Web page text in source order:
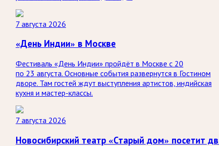
7 августа 2026
«День Индии» в Москве
Фестиваль «День Индии» пройдёт в Москве с 20
по 23 августа. Основные события развернутся в Гостином
дворе. Там гостей ждут выступления артистов, индийская
кухня и мастер-классы.
7 августа 2026
Новосибирский театр «Старый дом» посетит